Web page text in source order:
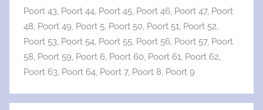
Poort 43, Poort 44, Poort 45, Poort 46, Poort 47, Poort
48, Poort 49, Poort 5, Poort 50, Poort 51, Poort 52,
Poort 53, Poort 54, Poort 55, Poort 56, Poort 57, Poort
58, Poort 59, Poort 6, Poort 60, Poort 61, Poort 62,
Poort 63, Poort 64, Poort 7, Poort 8, Poort 9